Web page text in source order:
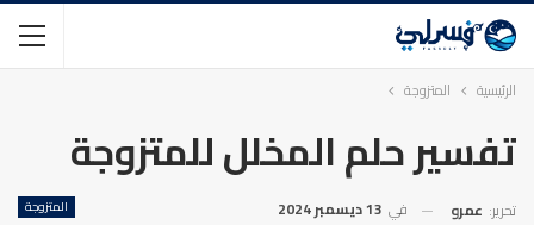
الرئيسية المتزوجة
تفسير حلم المخلل للمتزوجة
المتزوجة تحرير: عمرو في 13 ديسمبر 2024